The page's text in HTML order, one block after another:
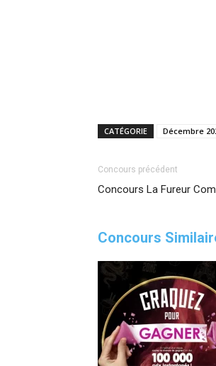
CATÉGORIE Décembre
Concours précédent
Concours La Fureur
Concours